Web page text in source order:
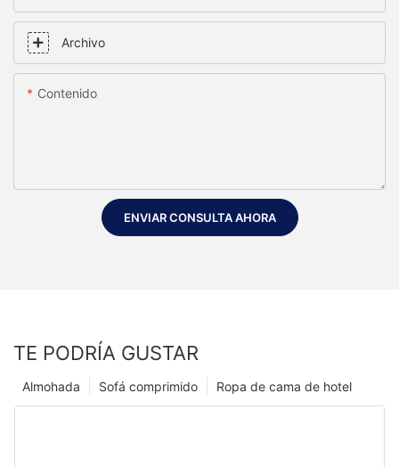
Archivo
Contenido
ENVIAR CONSULTA AHORA
TE PODRÍA GUSTAR
Ropa de cama de hotel
Sofá comprimido
Almohada